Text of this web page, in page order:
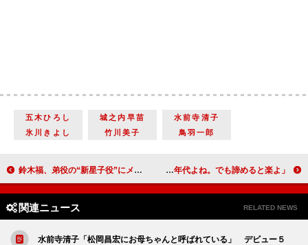
五木ひろし 城之内早苗
水前寺清子
氷川きよし
竹川美子 鳥羽一郎
鈴木福、弟役の“新星子役”にメロメロ 「すごくかわいい」とすっかり兄の顔に マツコ、破局報道の熊切あさ美に助言 「一番きつい年代よね。でも諦めると楽よ」
関連ニュース RELATED NEWS
水前寺清子「松岡昌宏にお母ちゃんと呼ばれている」 デビュー５